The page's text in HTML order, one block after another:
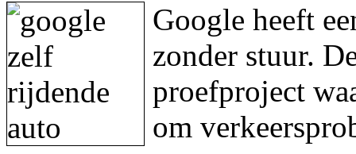
Google heeft
zonder stuur.
proefproject
om